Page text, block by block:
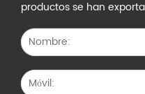
productos se han